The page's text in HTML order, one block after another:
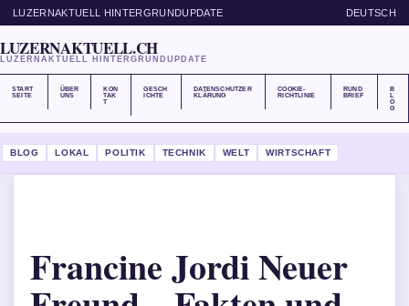
LUZERNAKTUELL HINTERGRUNDUPDATE DEUTSCH
LUZERNAKTUELL.CH
LUZERNAKTUELL HINTERGRUNDUPDATE
START
SEITE
ÜBER
UNS
KON
TAK
T
GESCH
ICHTE
DATENSCHUTZER
KLÄRUNG
COOKIE-
RICHTLINIE
RUND
BRIEF
B
O
G
BLOG LOKAL POLITIK TECHNIK WELT WIRTSCHAFT
Francine Jordi Neuer